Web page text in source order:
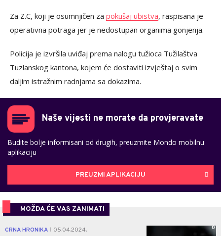
Za Z.C, koji je osumnjičen za pokušaj ubistva, raspisana je
operativna potraga jer je nedostupan organima gonjenja.
Policija je izvršila uviđaj prema nalogu tužioca Tužilaštva
Tuzlanskog kantona, kojem će dostaviti izvještaj o svim
daljim istražnim radnjama sa dokazima.
Naše vijesti ne morate da provjeravate
Budite bolje informisani od drugih, preuzmite Mondo mobilnu
aplikaciju
PREUZMI APLIKACIJU
MOŽDA ĆE VAS ZANIMATI
CRNA HRONIKA 05.04.2024. 0